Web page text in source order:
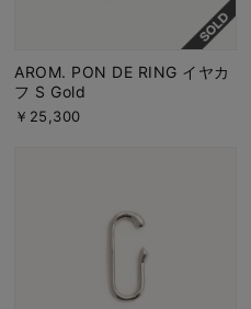
AROM. PON DE RING イヤカ
フ S Gold
￥25,300